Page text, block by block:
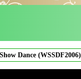
Dance (WSSDF2006)